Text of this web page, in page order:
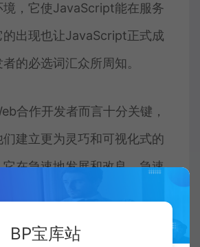
境，它使JavaScript能在服务
的出现也让JavaScript正式成
的必选词汇众所周知。
合作开发者而言十分关键，
们建立更为灵巧和可视化式的
在急速地发展和改良，急速
合作开发者，自学
BP宝库站